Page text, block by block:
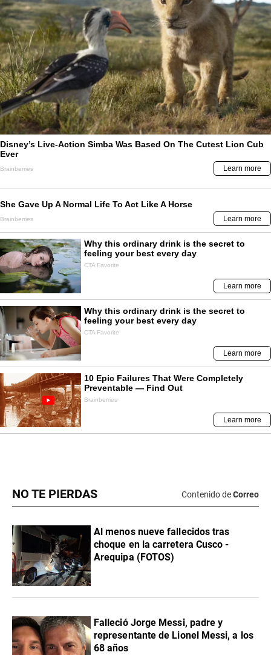
NO TE PIERDAS Contenido deCorreo
Al menos nueve fallecidos tras
choque en la carretera Cusco -
Arequipa (FOTOS)
Falleció Jorge Messi, padre y
representante de Lionel Messi, a los
68 años